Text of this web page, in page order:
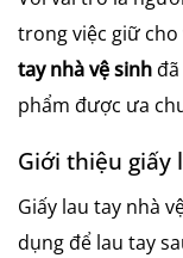
trong việc giữ
tay nhà vệ sinh
phẩm được ưa
Giới thiệu giấy
Giấy lau tay nhà
dụng để lau tay